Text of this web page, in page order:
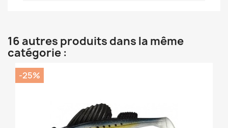
16 autres produits dans la même
catégorie :
-25%